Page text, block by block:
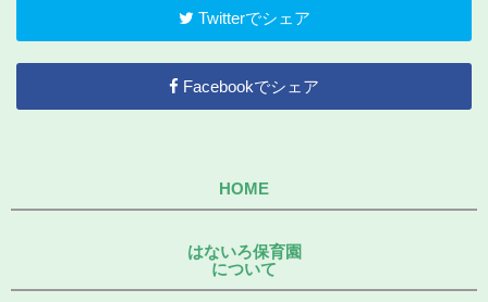
Twitterでシェア
Facebookでシェア
HOME
はないろ保育園
について